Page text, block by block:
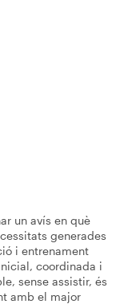
un avís en què
generades
i entrenament
coordinada i
sense assistir, és
amb el major